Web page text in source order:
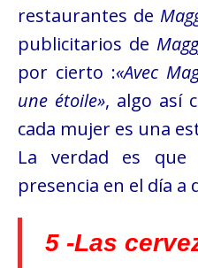
restaurantes de
publicitarios de
por cierto :«Avec
une étoile», algo así
cada mujer es una
La verdad es que
presencia en el día a
5 -Las